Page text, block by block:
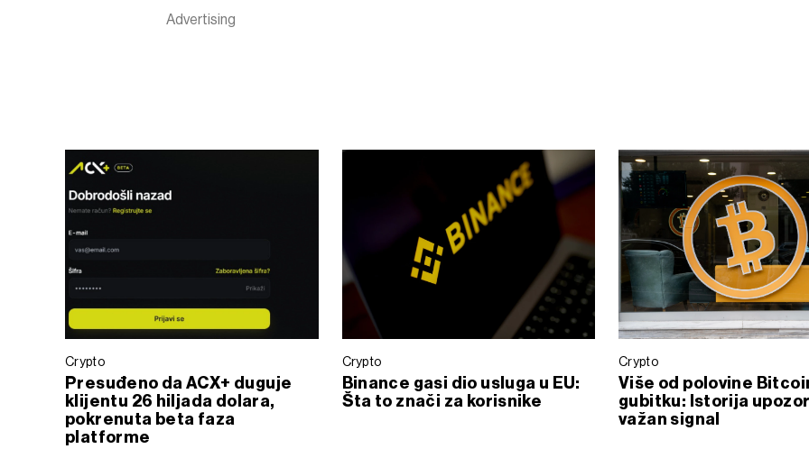
Crypto
Presuđeno da ACX+ duguje
klijentu 26 hiljada dolara,
pokrenuta beta faza
platforme
Crypto
Binance gasi dio usluga u EU:
Šta to znači za korisnike
Crypto
Više od polovine
gubitku: Istorija
važan signal